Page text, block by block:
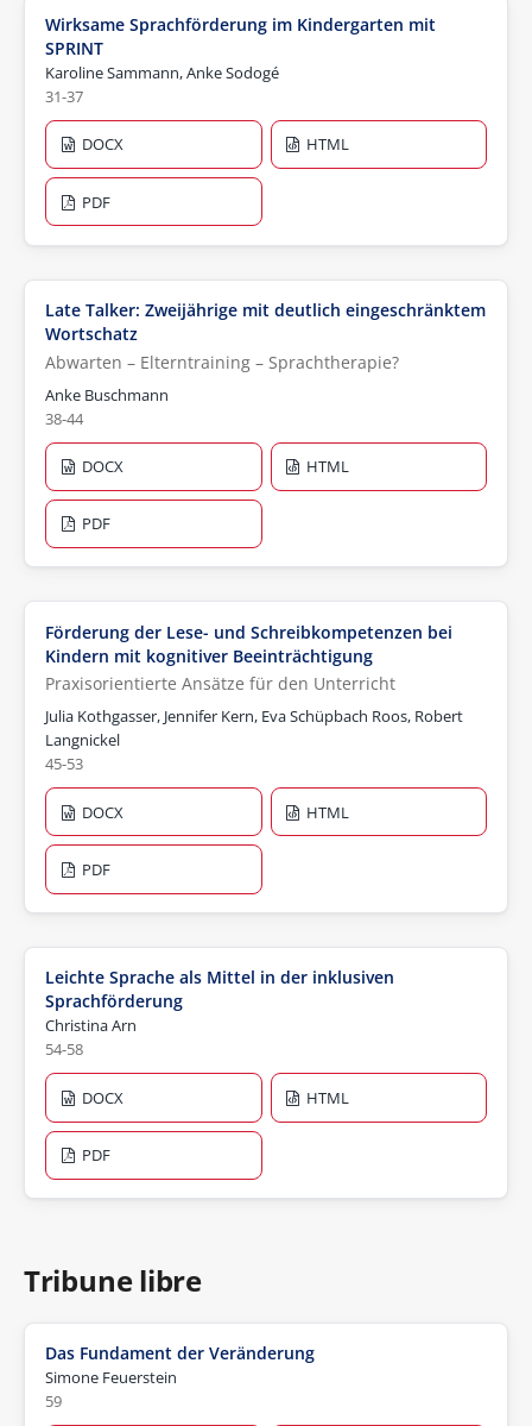
Wirksame Sprachförderung im Kindergarten mit
SPRINT
Karoline Sammann, Anke Sodogé
31-37
DOCX HTML
PDF
Late Talker: Zweijährige mit deutlich eingeschränktem
Wortschatz
Abwarten – Elterntraining – Sprachtherapie?
Anke Buschmann
38-44
DOCX HTML
PDF
Förderung der Lese- und Schreibkompetenzen bei
Kindern mit kognitiver Beeinträchtigung
Praxisorientierte Ansätze für den Unterricht
Julia Kothgasser, Jennifer Kern, Eva Schüpbach Roos, Robert
Langnickel
45-53
DOCX HTML
PDF
Leichte Sprache als Mittel in der inklusiven
Sprachförderung
Christina Arn
54-58
DOCX HTML
PDF
Tribune libre
Das Fundament der Veränderung
Simone Feuerstein
59